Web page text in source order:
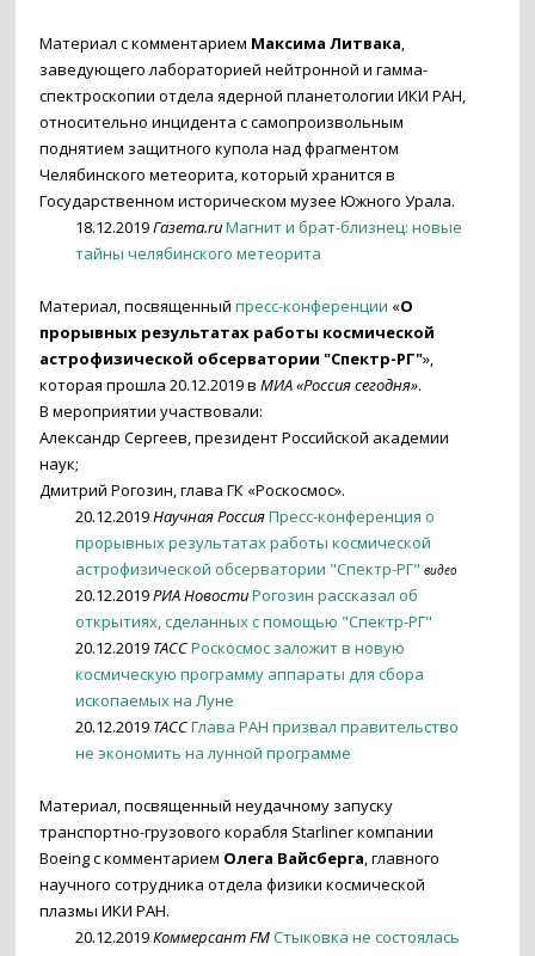
Материал с комментарием Максима Литвака,
заведующего лабораторией нейтронной и гамма-
спектроскопии отдела ядерной планетологии ИКИ РАН,
относительно инцидента с самопроизвольным
поднятием защитного купола над фрагментом
Челябинского метеорита, который хранится в
Государственном историческом музее Южного Урала.
18.12.2019Газета.ruМагнит и брат-близнец: новые
тайны челябинского метеорита
Материал, посвященныйпресс-конференции «О
прорывных результатах работы космической
астрофизической обсерватории "Спектр-РГ"»,
которая прошла 20.12.2019 вМИА «Россия сегодня».
В мероприятии участвовали:
Александр Сергеев, президент Российской академии
наук;
Дмитрий Рогозин, глава ГК «Роскосмос».
20.12.2019Научная РоссияПресс-конференция о
прорывных результатах работы космической
астрофизической обсерватории "Спектр-РГ" видео
20.12.2019РИА НовостиРогозин рассказал об
открытиях, сделанных с помощью "Спектр-РГ"
20.12.2019 ТАССРоскосмос заложит в новую
космическую программу аппараты для сбора
ископаемых на Луне
20.12.2019 ТАССГлава РАН призвал правительство
не экономить на лунной программе
Материал, посвященный неудачному запуску
транспортно-грузового корабля Starliner компании
Boeing с комментарием Олега Вайсберга, главного
научного сотрудника отдела физики космической
плазмы ИКИ РАН.
20.12.2019Коммерсант FMСтыковка не состоялась